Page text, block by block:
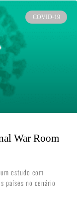
COVID-19
War Room
estudo com
países no cenário